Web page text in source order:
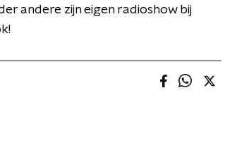
andere zijn eigen radioshow bij